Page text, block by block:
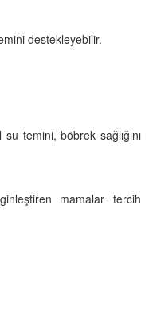
destekleyebilir.
temini, böbrek sağlığını
mamalar tercih